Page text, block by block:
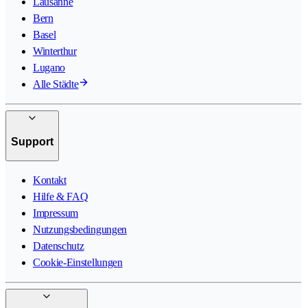
Bern
Basel
Winterthur
Lugano
Alle Städte
Support
Kontakt
Hilfe & FAQ
Impressum
Nutzungsbedingungen
Datenschutz
Cookie-Einstellungen